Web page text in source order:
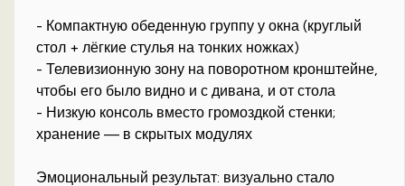
- Компактную обеденную группу у окна (круглый
стол + лёгкие стулья на тонких ножках)
- Телевизионную зону на поворотном кронштейне,
чтобы его было видно и с дивана, и от стола
- Низкую консоль вместо громоздкой стенки;
хранение — в скрытых модулях
Эмоциональный результат: визуально стало